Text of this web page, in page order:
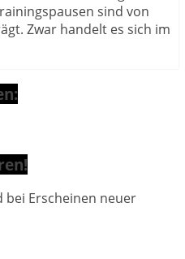
sind von
Zwar handelt es sich im
bei Erscheinen neuer